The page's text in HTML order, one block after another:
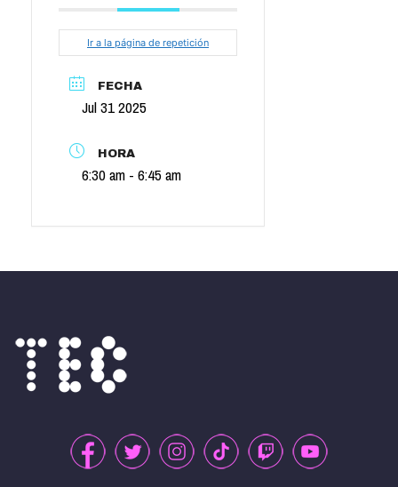
Ir a la página de repetición
FECHA
Jul 31 2025
HORA
6:30 am - 6:45 am